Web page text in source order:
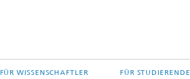
FÜR WISSENSCHAFTLER FÜR STUDIERENDE